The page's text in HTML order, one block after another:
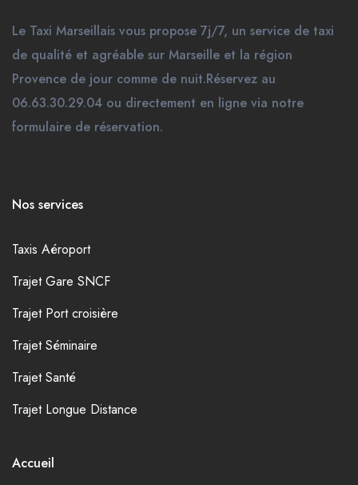
Le Taxi Marseillais vous propose 7j/7, un service de taxi
de qualité et agréable sur Marseille et la région
Provence de jour comme de nuit.Réservez au
06.63.30.29.04 ou directement en ligne via notre
formulaire de réservation.
Nos services
Taxis Aéroport
Trajet Gare SNCF
Trajet Port croisière
Trajet Séminaire
Trajet Santé
Trajet Longue Distance
Accueil